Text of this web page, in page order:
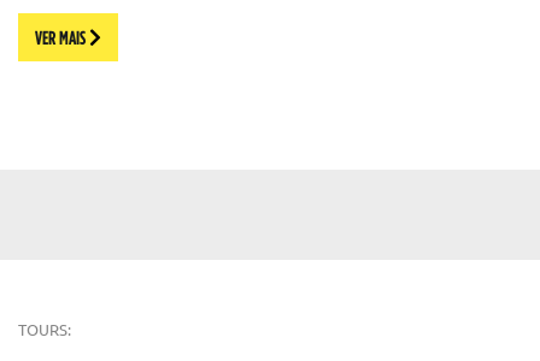
VER MAIS
TOURS: